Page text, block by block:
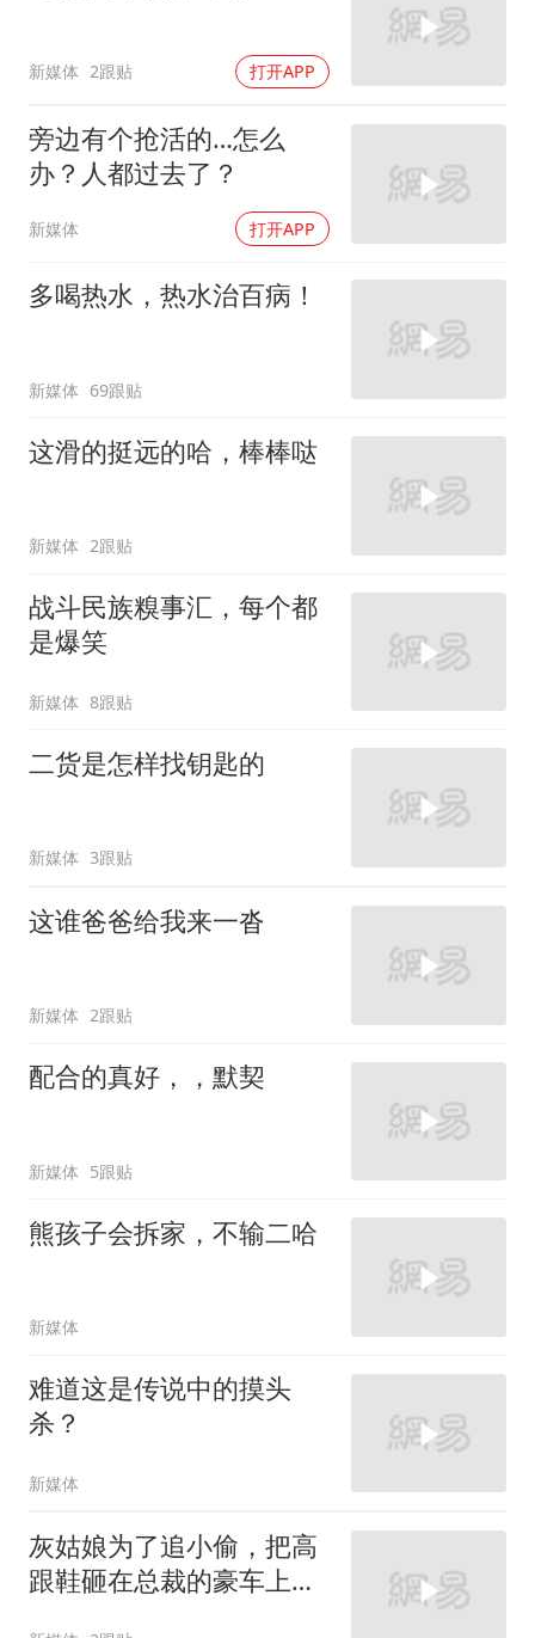
新媒体 2跟贴 打开APP
旁边有个抢活的…怎么
办？人都过去了？
新媒体 打开APP
多喝热水，热水治百病！
新媒体 69跟贴
这滑的挺远的哈，棒棒哒
新媒体 2跟贴
战斗民族糗事汇，每个都
是爆笑
新媒体 8跟贴
二货是怎样找钥匙的
新媒体 3跟贴
这谁爸爸给我来一沓
新媒体 2跟贴
配合的真好，，默契
新媒体 5跟贴
熊孩子会拆家，不输二哈
新媒体
难道这是传说中的摸头
杀？
新媒体
灰姑娘为了追小偷，把高
跟鞋砸在总裁的豪车上，